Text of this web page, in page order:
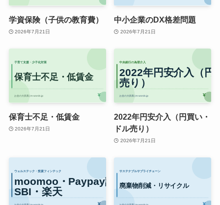
学資保険（子供の教育費）
2026年7月21日
中小企業のDX格差問題
2026年7月21日
保育士不足・低賃金
2026年7月21日
2022年円安介入（円買い・
ドル売り）
2026年7月21日